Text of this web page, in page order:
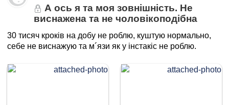
А ось я та моя зовнішність. Не
виснажена та не чоловікоподібна
30 тисяч кроків на добу не роблю, куштую нормально,
себе не виснажую та м´язи як у інстакіс не роблю.